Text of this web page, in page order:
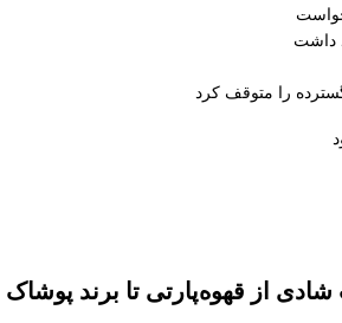
را متوقف کرد
از قهوه‌پارتی تا برند پوشاک